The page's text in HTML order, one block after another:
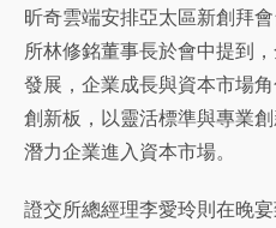
昕奇雲端安排亞太區新創拜
所林修銘董事長於會中提到
發展，企業成長與資本市場
創新板，以靈活標準與專業
潛力企業進入資本市場。
證交所總經理李愛玲則在晚